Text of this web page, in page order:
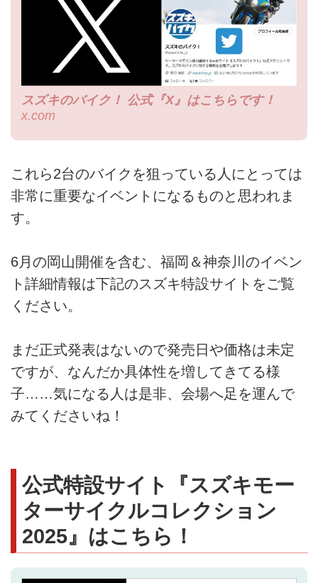
スズキのバイク！ 公式『X』はこちらです！
x.com
これら2台のバイクを狙っている人にとっては
非常に重要なイベントになるものと思われま
す。
6月の岡山開催を含む、福岡＆神奈川のイベン
ト詳細情報は下記のスズキ特設サイトをご覧
ください。
まだ正式発表はないので発売日や価格は未定
ですが、なんだか具体性を増してきてる様
子……気になる人は是非、会場へ足を運んで
みてくださいね！
公式特設サイト『スズキモー
ターサイクルコレクション
2025』はこちら！